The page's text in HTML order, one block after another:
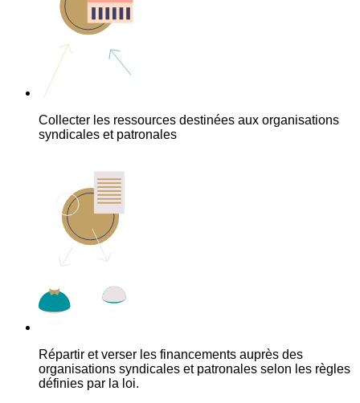
Collecter les ressources destinées aux organisations
syndicales et patronales
Répartir et verser les financements auprès des
organisations syndicales et patronales selon les règles
définies par la loi.